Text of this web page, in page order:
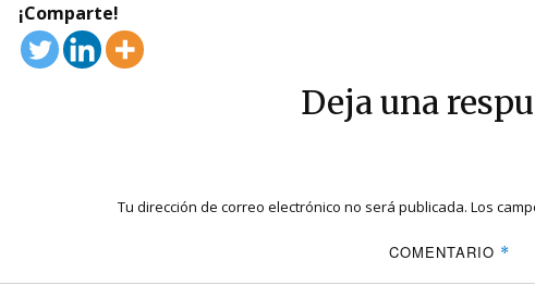
¡Comparte!
Deja una
Tu dirección de correo electrónico no será publicada. Los
COMENTARIO *